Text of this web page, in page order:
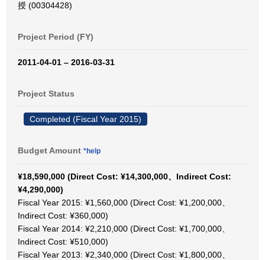
授 (00304428)
Project Period (FY)
2011-04-01 – 2016-03-31
Project Status
Completed (Fiscal Year 2015)
Budget Amount *help
¥18,590,000 (Direct Cost: ¥14,300,000、Indirect Cost:
¥4,290,000)
Fiscal Year 2015: ¥1,560,000 (Direct Cost: ¥1,200,000、
Indirect Cost: ¥360,000)
Fiscal Year 2014: ¥2,210,000 (Direct Cost: ¥1,700,000、
Indirect Cost: ¥510,000)
Fiscal Year 2013: ¥2,340,000 (Direct Cost: ¥1,800,000、